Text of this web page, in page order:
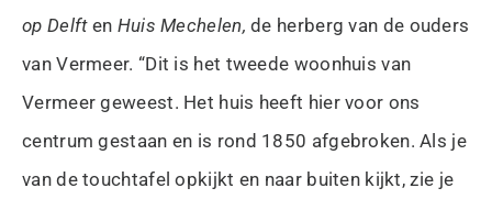
op Delften Huis Mechelen, de herberg van de ouders
van Vermeer. “Dit is het tweede woonhuis van
Vermeer geweest. Het huis heeft hier voor ons
centrum gestaan en is rond 1850 afgebroken. Als je
van de touchtafel opkijkt en naar buiten kijkt, zie je